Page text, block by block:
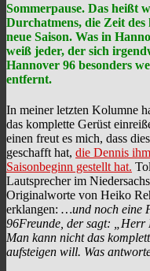
Sommerpause. Das heißt
Durchatmens, die Zeit
neue Saison. Was in
weiß jeder, der sich
Hannover 96 besonders
entfernt.
In meiner letzten Kolumne
das komplette Gerüst
einen freut es mich, dass
geschafft hat, die Dennis
Saisonbeginn gestellt hat.
Lautsprecher im
Originalworte von Heiko
erklangen: …und noch eine
96Freunde, der sagt: „Herr
Man kann nicht das
aufsteigen will. Was